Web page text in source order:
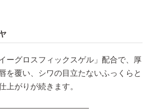
ーグロスフィックスゲル」配合で、厚
を覆い、シワの目立たないふっくらと
上がりが続きます。​